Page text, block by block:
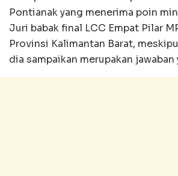
Pontianak yang menerima poin
Juri babak final LCC Empat Pilar
Provinsi Kalimantan Barat,
dia sampaikan merupakan jawaban